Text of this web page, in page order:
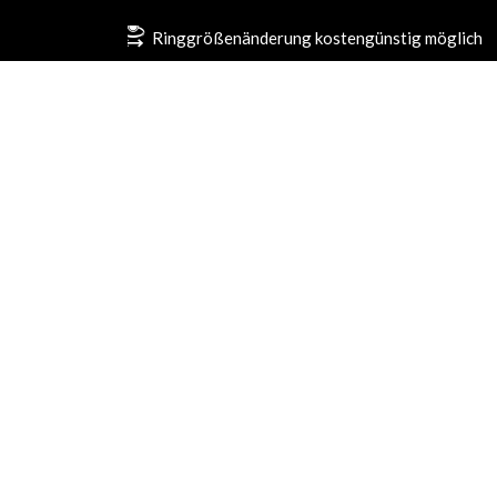
Ringgrößenänderung kostengünstig möglich